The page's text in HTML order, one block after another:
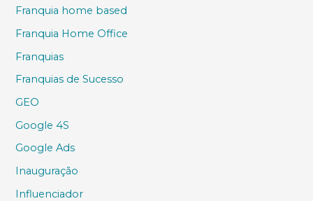
Franquia home based
Franquia Home Office
Franquias
Franquias de Sucesso
GEO
Google 4S
Google Ads
Inauguração
Influenciador